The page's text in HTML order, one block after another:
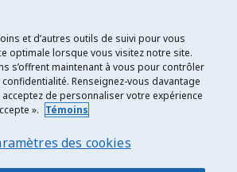
Canada
et d’autres outils de suivi pour vous
optimale lorsque vous visitez notre site.
s’offrent maintenant à vous pour contrôler
Renseignez-vous davantage
de personnaliser votre expérience
». Témoins
des cookies